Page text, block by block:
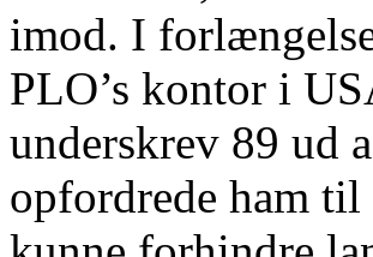
imod. I
PLO’s kontor i
underskrev 89 ud
opfordrede ham